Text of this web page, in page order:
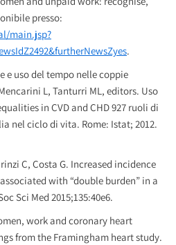
presso:
main.jsp?
.
e uso del tempo nelle coppie
L, Tanturri ML, editors. Uso
in CVD and CHD 927 ruoli di
nel ciclo di vita. Rome: Istat; 2012.
C, Costa G. Increased incidence
with “double burden” in a
Sci Med 2015;135:40e6.
work and coronary heart
from the Framingham heart study.